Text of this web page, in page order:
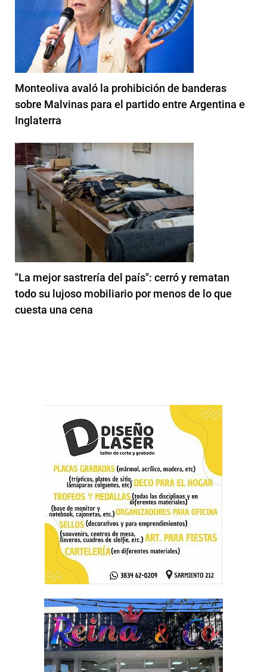
Monteoliva avaló la prohibición de banderas
sobre Malvinas para el partido entre Argentina e
Inglaterra
"La mejor sastrería del país": cerró y rematan
todo su lujoso mobiliario por menos de lo que
cuesta una cena